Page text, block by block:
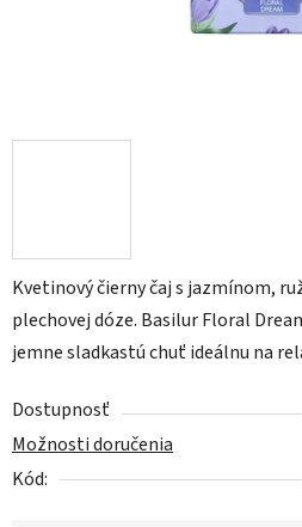
Kvetinový čierny čaj s jazmínom,
plechovej dóze. Basilur Floral
jemne sladkastú chuť ideálnu na
Dostupnosť
Možnosti doručenia
Kód: